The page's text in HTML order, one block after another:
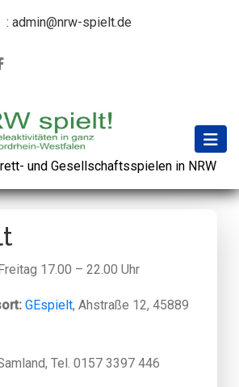
: admin@nrw-spielt.de
und Gesellschaftsspielen in NRW
17.00 – 22.00 Uhr
GEspielt, Ahstraße 12, 45889
Tel. 0157 3397 446